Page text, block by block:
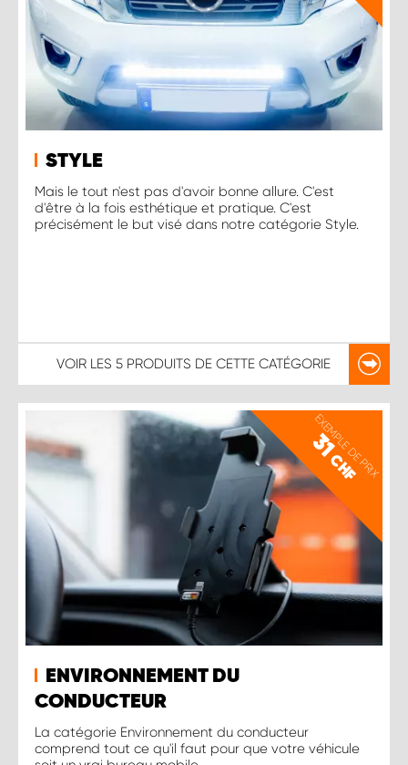
STYLE
Mais le tout n'est pas d'avoir bonne allure. C'est
d'être à la fois esthétique et pratique. C'est
précisément le but visé dans notre catégorie Style.
VOIR LES 5 PRODUITS DE CETTE CATÉGORIE
EXEMPLE DE PRIX
31
CHF
ENVIRONNEMENT DU
CONDUCTEUR
La catégorie Environnement du conducteur
comprend tout ce qu'il faut pour que votre véhicule